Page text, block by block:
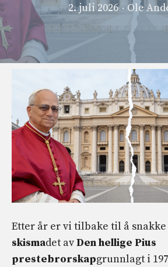
2. juli 2026 - Ole
Etter år er vi tilbake til å
skismadet avDen hellige Pius
prestebrorskapgrunnlagt i